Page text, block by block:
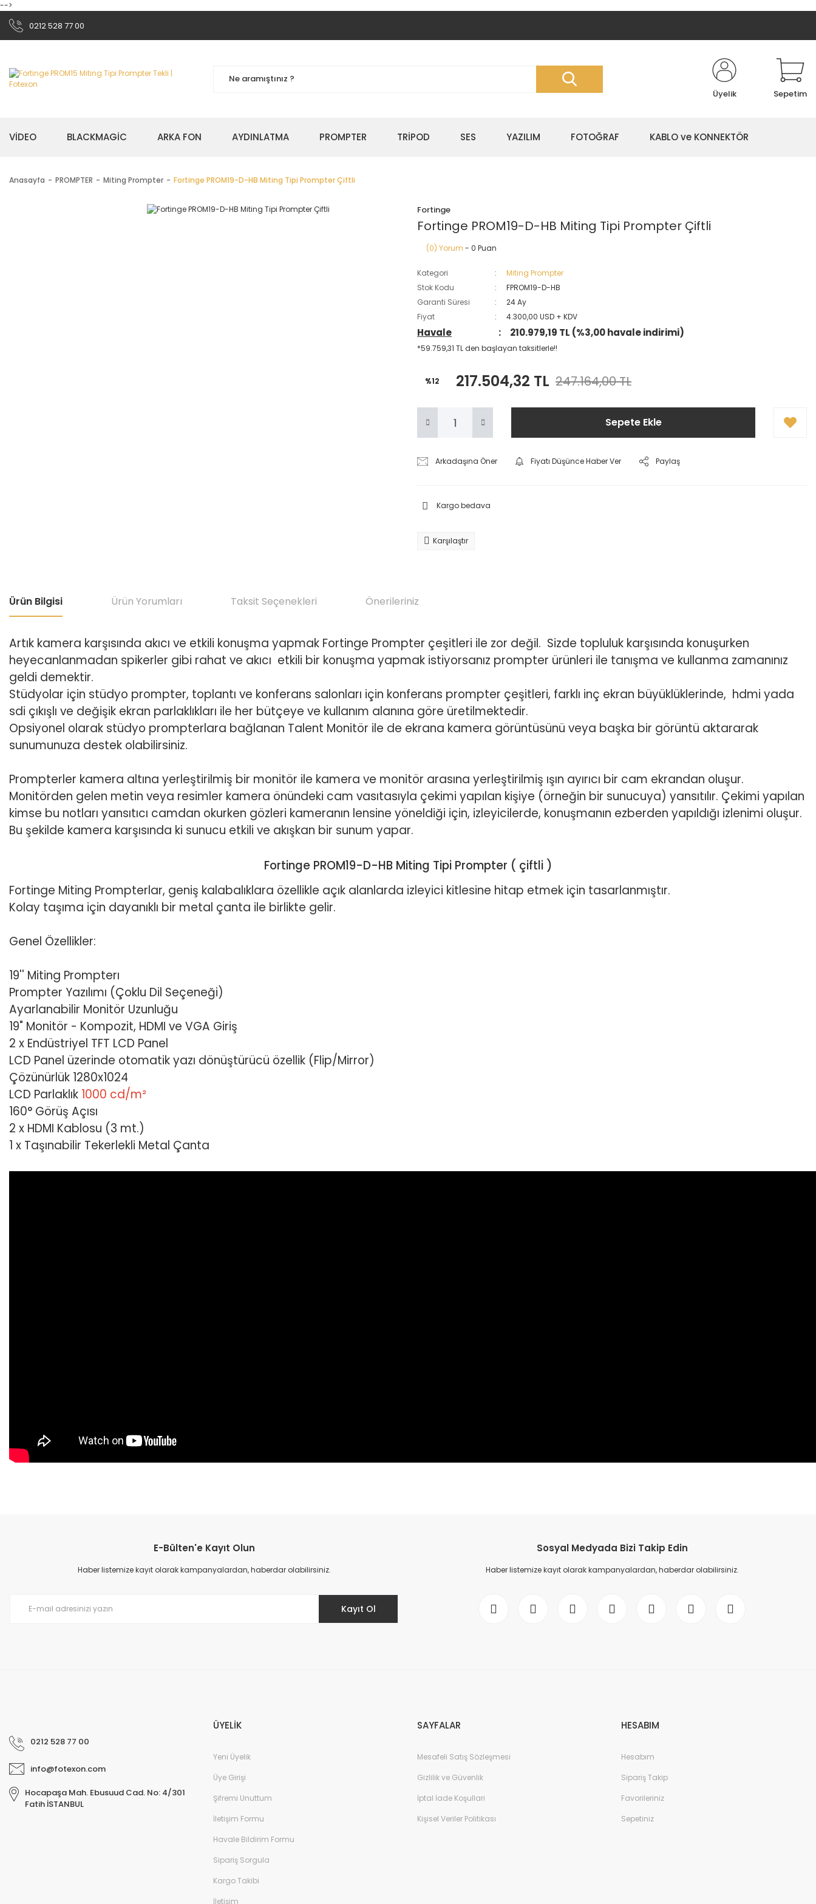
-->
0212 528 77 00
Üyelik Sepetim
VİDEO BLACKMAGİC ARKA FON AYDINLATMA PROMPTER TRİPOD SES YAZILIM FOTOĞRAF KABLO ve KONNEKTÖR
Anasayfa PROMPTER Miting Prompter Fortinge PROM19-D-HB Miting Tipi Prompter Çiftli
Fortinge
Fortinge PROM19-D-HB Miting Tipi Prompter Çiftli
(0) Yorum - 0 Puan
Kategori
Miting Prompter
Stok Kodu
FPROM19-D-HB
Garanti Süresi
24 Ay
Fiyat
4.300,00 USD + KDV
Havale 210.979,19 TL (%3,00 havale indirimi)
*59.759,31 TL den başlayan taksitlerle!!
%12 217.504,32 TL 247.164,00 TL
Sepete Ekle
Arkadaşına Öner Fiyatı Düşünce Haber Ver Paylaş
Kargo bedava
Karşılaştır
Ürün Bilgisi Ürün Yorumları Taksit Seçenekleri Önerileriniz
Artık kamera karşısında akıcı ve etkili konuşma yapmak Fortinge Prompter çeşitleri ile zor değil. Sizde topluluk karşısında konuşurken
heyecanlanmadan spikerler gibi rahat ve akıcı etkili bir konuşma yapmak istiyorsanız prompter ürünleri ile tanışma ve kullanma zamanınız
geldi demektir.
Stüdyolar için stüdyo prompter, toplantı ve konferans salonları için konferans prompter çeşitleri, farklı inç ekran büyüklüklerinde, hdmi yada
sdi çıkışlı ve değişik ekran parlaklıkları ile her bütçeye ve kullanım alanına göre üretilmektedir.
Opsiyonel olarak stüdyo prompterlara bağlanan Talent Monitör ile de ekrana kamera görüntüsünü veya başka bir görüntü aktararak
sunumunuza destek olabilirsiniz.
Prompterler kamera altına yerleştirilmiş bir monitör ile kamera ve monitör arasına yerleştirilmiş ışın ayırıcı bir cam ekrandan oluşur.
Monitörden gelen metin veya resimler kamera önündeki cam vasıtasıyla çekimi yapılan kişiye (örneğin bir sunucuya) yansıtılır. Çekimi yapılan
kimse bu notları yansıtıcı camdan okurken gözleri kameranın lensine yöneldiği için, izleyicilerde, konuşmanın ezberden yapıldığı izlenimi oluşur.
Bu şekilde kamera karşısında ki sunucu etkili ve akışkan bir sunum yapar.
Fortinge PROM19-D-HB Miting Tipi Prompter ( çiftli )
Fortinge Miting Prompterlar, geniş kalabalıklara özellikle açık alanlarda izleyici kitlesine hitap etmek için tasarlanmıştır.
Kolay taşıma için dayanıklı bir metal çanta ile birlikte gelir.
Genel Özellikler:
19'' Miting Prompterı
Prompter Yazılımı (Çoklu Dil Seçeneği)
Ayarlanabilir Monitör Uzunluğu
19" Monitör - Kompozit, HDMI ve VGA Giriş
2 x Endüstriyel TFT LCD Panel
LCD Panel üzerinde otomatik yazı dönüştürücü özellik (Flip/Mirror)
Çözünürlük 1280x1024
LCD Parlaklık 1000 cd/m²
160° Görüş Açısı
2 x HDMI Kablosu (3 mt.)
1 x Taşınabilir Tekerlekli Metal Çanta
Ürün resmi kalitesiz, bozuk veya görüntülenemiyor.
Ürün açıklamasında eksik bilgiler bulunuyor.
E-Bülten'e Kayıt Olun
Haber listemize kayıt olarak kampanyalardan, haberdar olabilirsiniz.
Kayıt Ol
Sosyal Medyada Bizi Takip Edin
Haber listemize kayıt olarak kampanyalardan, haberdar olabilirsiniz.
0212 528 77 00
info@fotexon.com
Hocapaşa Mah. Ebusuud Cad. No: 4/301
Fatih İSTANBUL
ÜYELİK
Yeni Üyelik
Üye Girişi
Şifremi Unuttum
İletişim Formu
Havale Bildirim Formu
Sipariş Sorgula
Kargo Takibi
İletişim
SAYFALAR
Mesafeli Satış Sözleşmesi
Gizlilik ve Güvenlik
İptal İade Koşullari
Kişisel Veriler Politikası
HESABIM
Hesabım
Sipariş Takip
Favorileriniz
Sepetiniz